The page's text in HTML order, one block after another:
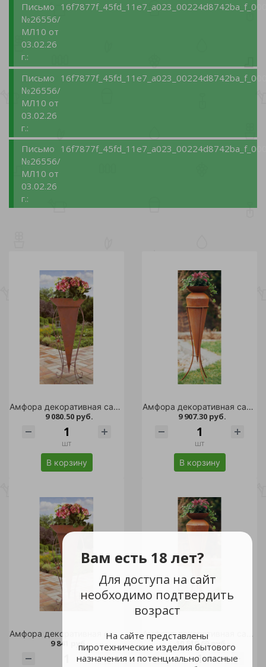
Вам есть 18 лет?
Для доступа на сайт
необходимо подтвердить
возраст
На сайте представлены
пиротехнические изделия бытового
назначения и потенциально опасные
Письмо
№26556/
МЛ10 от
03.02.26
г.:
Письмо
№26556/
МЛ10 от
03.02.26
г.:
Письмо
№26556/
МЛ10 от
03.02.26
г.:
Амфора декоративная садовая АНТИК h-100см /1
9 080.50 руб.
шт
В корзину
Амфора декоративная садовая АНТИК h-120см /1
9 907.30 руб.
шт
В корзину
Амфора декоративная садовая АНТИК h-120см /1
9 841 руб. 10 519.60 руб.